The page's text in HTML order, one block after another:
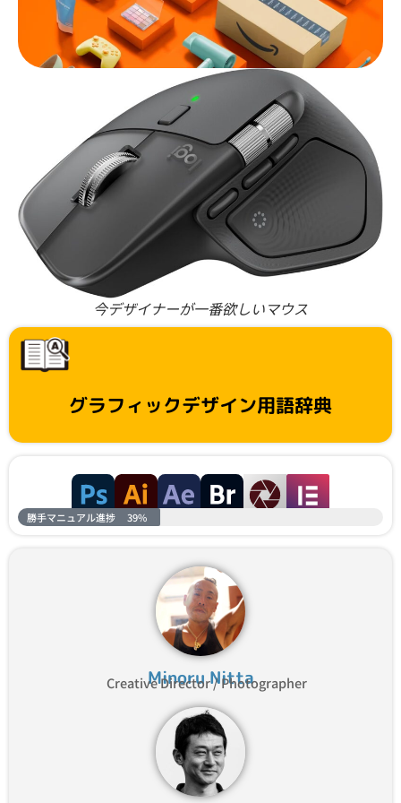
今デザイナーが一番欲しいマウス
グラフィックデザイン用語辞典
勝手マニュアル進捗 39%
Minoru Nitta
Creative Director / Photographer